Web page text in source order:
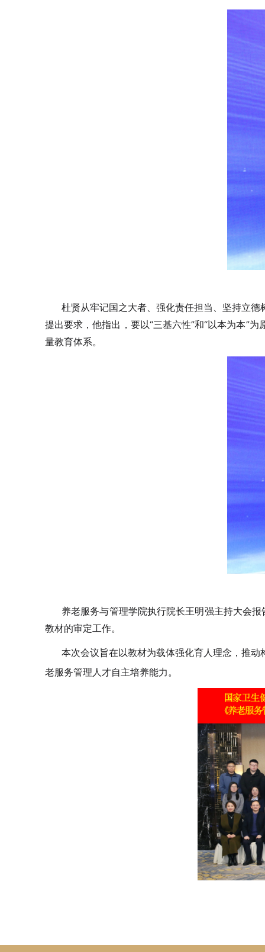
杜贤从牢记国之大者、强化责任担当、坚持立
提出要求，他指出，要以“三基六性”和“以本为本”
量教育体系。
养老服务与管理学院执行院长王明强主持大会
教材的审定工作。
本次会议旨在以教材为载体强化育人理念，推
老服务管理人才自主培养能力。